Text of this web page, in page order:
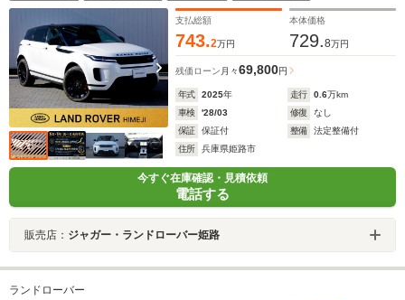
支払総額
743.2万円
本体価格
729.8万円
残価ローン 月々69,800円
年式 2025年 走行 0.6万km
車検
'28/03 修復
なし
保証
保証付 整備
法定整備付
住所
兵庫県姫路市
今すぐ在庫確認・見積依頼
電話する
販売店： ジャガー・ランドローバー姫路
ランドローバー